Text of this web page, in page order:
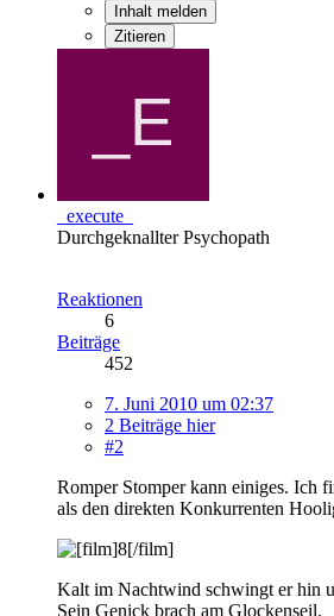
Inhalt melden
Zitieren
_execute_
Durchgeknallter Psychopath
Reaktionen
6
Beiträge
452
7. Juni 2010 um 02:37
2 Beiträge hier
#2
Romper Stomper kann einiges. Ich
als den direkten Konkurrenten
Kalt im Nachtwind schwingt er hin
Sein Genick brach am Glockenseil.